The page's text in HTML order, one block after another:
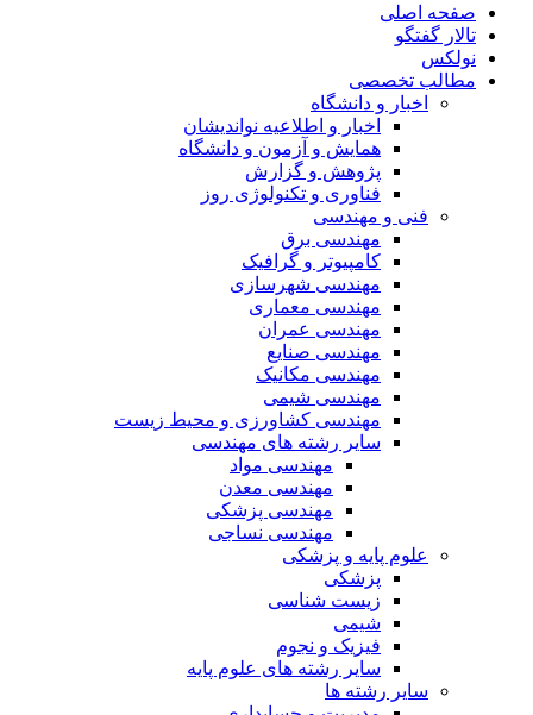
صفحه اصلی
تالار گفتگو
نولکس
مطالب تخصصی
اخبار و دانشگاه
اخبار و اطلاعیه نواندیشان
همایش و آزمون و دانشگاه
پژوهش و گزارش
فناوری و تکنولوژی روز
فنی و مهندسی
مهندسی برق
کامپیوتر و گرافیک
مهندسی شهرسازی
مهندسی معماری
مهندسی عمران
مهندسی صنایع
مهندسی مکانیک
مهندسی شیمی
مهندسی کشاورزی و محیط زیست
سایر رشته های مهندسی
مهندسی مواد
مهندسی معدن
مهندسی پزشکی
مهندسی نساجی
علوم پایه و پزشکی
پزشکی
زیست شناسی
شیمی
فیزیک و نجوم
سایر رشته های علوم پایه
سایر رشته ها